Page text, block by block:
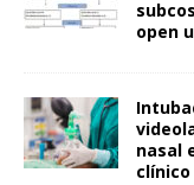
open
nasal
clínico